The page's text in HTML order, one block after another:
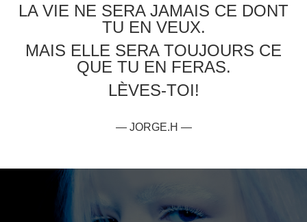
LA VIE NE SERA JAMAIS CE DONT
TU EN VEUX.
MAIS ELLE SERA TOUJOURS CE
QUE TU EN FERAS.
LÈVES-TOI!
— JORGE.H —